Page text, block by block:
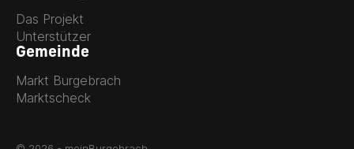
Das Projekt
Unterstützer
Gemeinde
Markt Burgebrach
Marktscheck